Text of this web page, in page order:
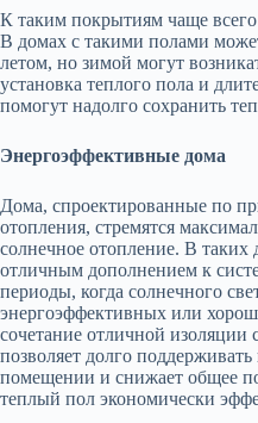
К таким покрытиям чаще
В домах с такими полами
летом, но зимой могут
установка теплого пола и
помогут надолго сохранить
Энергоэффективные дома
Дома, спроектированные по
отопления, стремятся
солнечное отопление. В
отличным дополнением к
периоды, когда солнечного
энергоэффективных или
сочетание отличной изоляции
позволяет долго
помещении и снижает общее
теплый пол экономически